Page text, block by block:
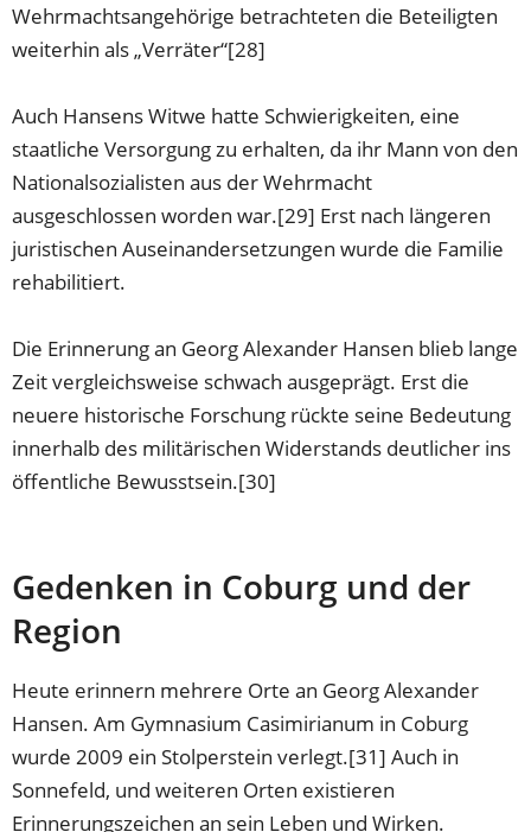
Wehrmachtsangehörige betrachteten die Beteiligten
weiterhin als „Verräter“[28]
Auch Hansens Witwe hatte Schwierigkeiten, eine
staatliche Versorgung zu erhalten, da ihr Mann von den
Nationalsozialisten aus der Wehrmacht
ausgeschlossen worden war.[29] Erst nach längeren
juristischen Auseinandersetzungen wurde die Familie
rehabilitiert.
Die Erinnerung an Georg Alexander Hansen blieb lange
Zeit vergleichsweise schwach ausgeprägt. Erst die
neuere historische Forschung rückte seine Bedeutung
innerhalb des militärischen Widerstands deutlicher ins
öffentliche Bewusstsein.[30]
Gedenken in Coburg und der
Region
Heute erinnern mehrere Orte an Georg Alexander
Hansen. Am Gymnasium Casimirianum in Coburg
wurde 2009 ein Stolperstein verlegt.[31] Auch in
Sonnefeld, und weiteren Orten existieren
Erinnerungszeichen an sein Leben und Wirken.